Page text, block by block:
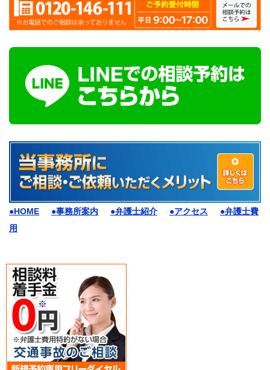
●HOME ●事務所案内 ●弁護士紹介 ●アクセス
●弁護士費
用